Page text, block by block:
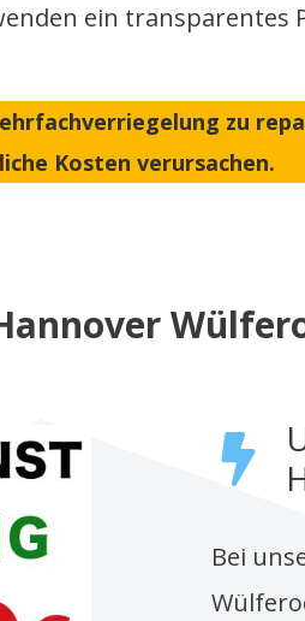
ein transparentes
zu
Kosten verursachen.
Bei